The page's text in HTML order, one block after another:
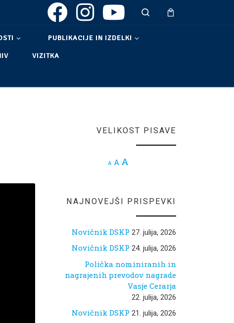
Search
PUBLIKACIJE IN IZDELKI
VIZITKA
VELIKOST PISAVE
A Decrease font size.
A Reset font size.
A
NAJNOVEJŠI PRISPEVKI
Novičnik DSKP 27. julija, 2026
Novičnik DSKP 24. julija, 2026
Polička nominiranih in
nagrajenih prevodov nagrade
Vasje Cerarja
22. julija, 2026
Novičnik DSKP 21. julija, 2026